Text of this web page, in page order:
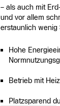
– als auch mit
und vor allem
erstaunlich wenig
Hohe
Betrieb mit
Platzsparend